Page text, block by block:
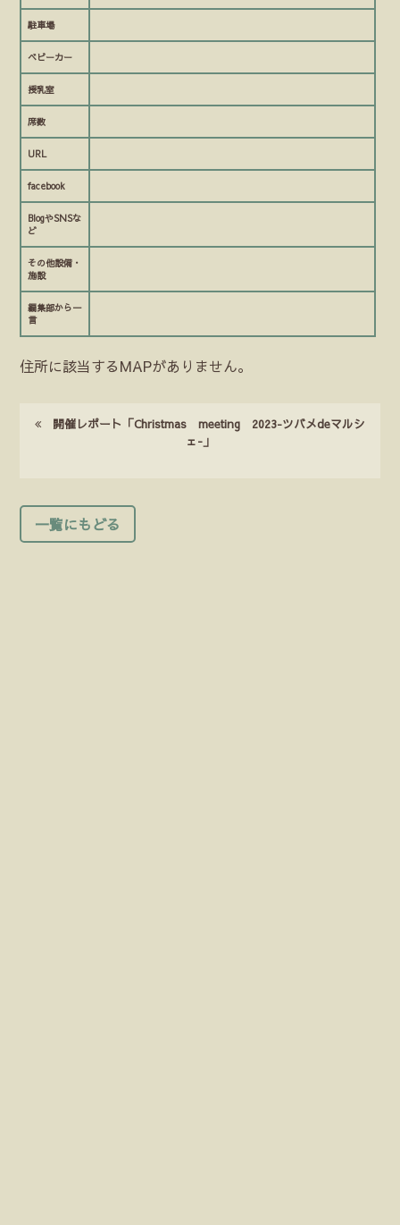
駐車場
ベビーカー
授乳室
席数
URL
facebook
BlogやSNSな
ど
その他設備・
施設
編集部から一
言
住所に該当するMAPがありません。
開催レポート「Christmas meeting 2023-ツバメdeマルシ
ェ-」
一覧にもどる